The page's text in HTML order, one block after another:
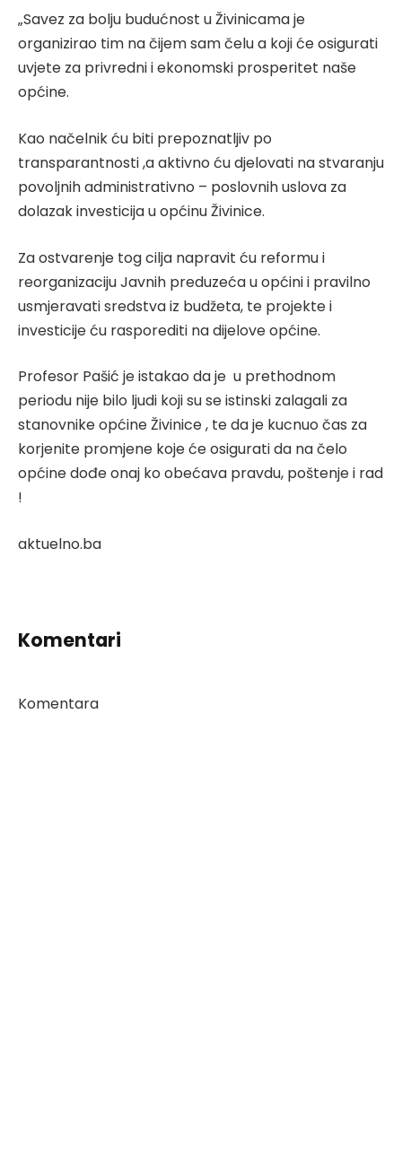
„Savez za bolju budućnost u Živinicama je
organizirao tim na čijem sam čelu a koji će osigurati
uvjete za privredni i ekonomski prosperitet naše
općine.
Kao načelnik ću biti prepoznatljiv po
transparantnosti ,a aktivno ću djelovati na stvaranju
povoljnih administrativno – poslovnih uslova za
dolazak investicija u općinu Živinice.
Za ostvarenje tog cilja napravit ću reformu i
reorganizaciju Javnih preduzeća u općini i pravilno
usmjeravati sredstva iz budžeta, te projekte i
investicije ću rasporediti na dijelove općine.
Profesor Pašić je istakao da je u prethodnom
periodu nije bilo ljudi koji su se istinski zalagali za
stanovnike općine Živinice , te da je kucnuo čas za
korjenite promjene koje će osigurati da na čelo
općine dođe onaj ko obećava pravdu, poštenje i rad
!
aktuelno.ba
Komentari
Komentara